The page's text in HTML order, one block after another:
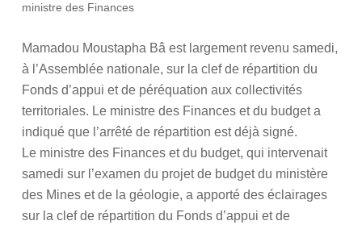
ministre des Finances
Mamadou Moustapha Bâ est largement revenu samedi,
à l’Assemblée nationale, sur la clef de répartition du
Fonds d’appui et de péréquation aux collectivités
territoriales. Le ministre des Finances et du budget a
indiqué que l’arrêté de répartition est déjà signé.
Le ministre des Finances et du budget, qui intervenait
samedi sur l’examen du projet de budget du ministère
des Mines et de la géologie, a apporté des éclairages
sur la clef de répartition du Fonds d’appui et de